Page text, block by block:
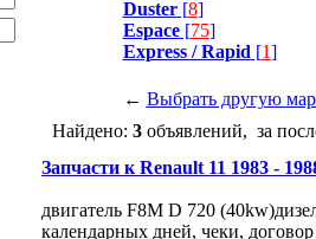
Duster[8]
Espace[75]
Express / Rapid [1]
← Выбрать другую
Найдено: 3объявлений, за
Запчасти к Renault 11 1983 -
двигатель F8M D 720
календарных дней, чеки,